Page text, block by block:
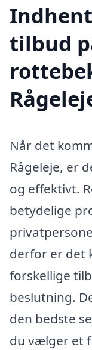
tilbud
Når det
Rågeleje, er
og effektivt.
betydelige
derfor er det
forskellige
beslutning.
den bedste
du vælger et